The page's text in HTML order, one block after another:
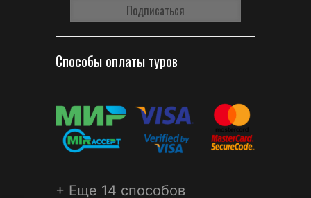
Способы оплаты туров
+ Еще 14 способов